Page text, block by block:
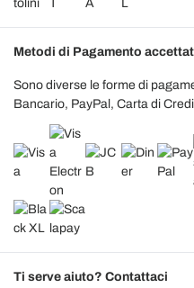
Metodi di Pagamento
Sono diverse le forme di
Bancario, PayPal, Carta di
Ti serve aiuto? Contattaci